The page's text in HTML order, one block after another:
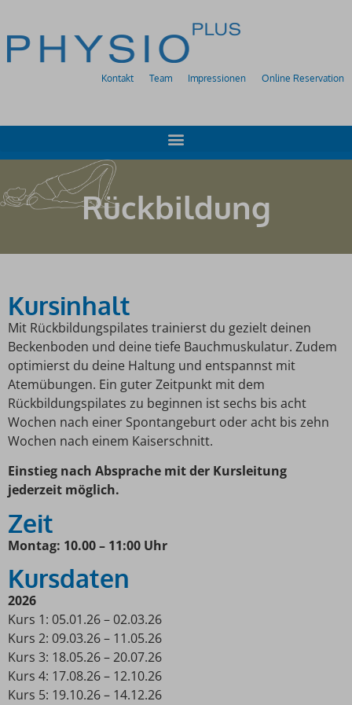
Kontakt Team Impressionen Online Reservation
Rückbildung
Kursinhalt
Mit Rückbildungspilates trainierst du gezielt deinen
Beckenboden und deine tiefe Bauchmuskulatur. Zudem
optimierst du deine Haltung und entspannst mit
Atemübungen. Ein guter Zeitpunkt mit dem
Rückbildungspilates zu beginnen ist sechs bis acht
Wochen nach einer Spontangeburt oder acht bis zehn
Wochen nach einem Kaiserschnitt.
Einstieg nach Absprache mit der Kursleitung
jederzeit möglich.
Zeit
Montag: 10.00 – 11:00 Uhr
Kursdaten
2026
Kurs 1: 05.01.26 – 02.03.26
Kurs 2: 09.03.26 – 11.05.26
Kurs 3: 18.05.26 – 20.07.26
Kurs 4: 17.08.26 – 12.10.26
Kurs 5: 19.10.26 – 14.12.26